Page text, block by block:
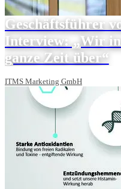
Geschäftsführer
Interview: „Wir
ganze Zeit über“
ITMS Marketing GmbH